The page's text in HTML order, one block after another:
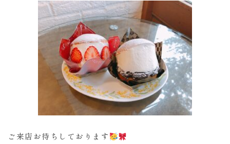
ご来店お待ちしております